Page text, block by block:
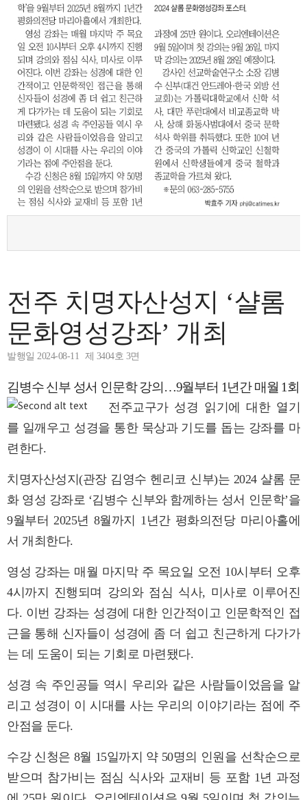
전주 치명자산성지 ‘샬롬
문화영성강좌’ 개최
발행일 2024-08-11 제 3404호 3면
김병수 신부 성서 인문학 강의…9월부터 1년간 매월 1회
전주교구가 성경 읽기에 대한 열기
를 일깨우고 성경을 통한 묵상과 기도를 돕는 강좌를 마
련한다.
치명자산성지(관장 김영수 헨리코 신부)는 2024 샬롬 문
화 영성 강좌로 ‘김병수 신부와 함께하는 성서 인문학’을
9월부터 2025년 8월까지 1년간 평화의전당 마리아홀에
서 개최한다.
영성 강좌는 매월 마지막 주 목요일 오전 10시부터 오후
4시까지 진행되며 강의와 점심 식사, 미사로 이루어진
다. 이번 강좌는 성경에 대한 인간적이고 인문학적인 접
근을 통해 신자들이 성경에 좀 더 쉽고 친근하게 다가가
는 데 도움이 되는 기회로 마련됐다.
성경 속 주인공들 역시 우리와 같은 사람들이었음을 알
리고 성경이 이 시대를 사는 우리의 이야기라는 점에 주
안점을 둔다.
수강 신청은 8월 15일까지 약 50명의 인원을 선착순으로
받으며 참가비는 점심 식사와 교재비 등 포함 1년 과정